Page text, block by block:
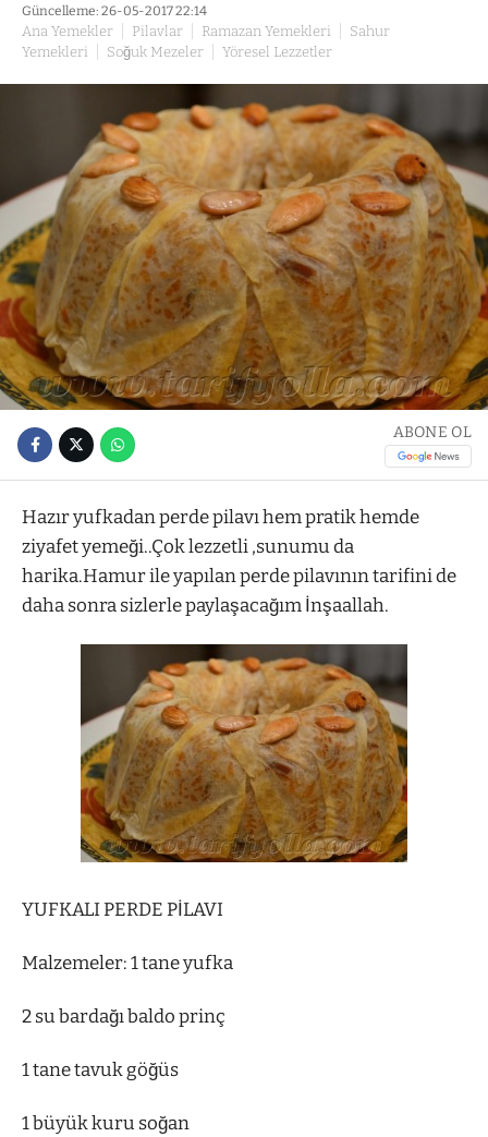
Güncelleme: 26-05-2017 22:14
Ana Yemekler Pilavlar Ramazan Yemekleri
Sahur
Yemekleri
Soğuk Mezeler Yöresel Lezzetler
ABONE OL
Hazır yufkadan perde pilavı hem pratik hemde
ziyafet yemeği..Çok lezzetli ,sunumu da
harika.Hamur ile yapılan perde pilavının tarifini de
daha sonra sizlerle paylaşacağım İnşaallah.
YUFKALI PERDE PİLAVI
Malzemeler: 1 tane yufka
2 su bardağı baldo prinç
1 tane tavuk göğüs
1 büyük kuru soğan